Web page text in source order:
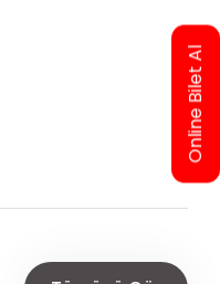
Online Bilet Al